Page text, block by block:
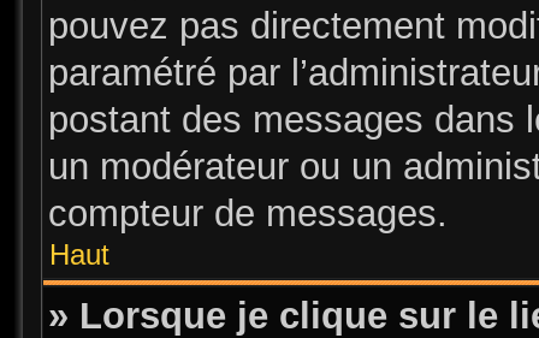
pouvez pas directement
paramétré par
postant des messages dans
un modérateur ou un
compteur de messages.
Haut
» Lorsque je clique sur le